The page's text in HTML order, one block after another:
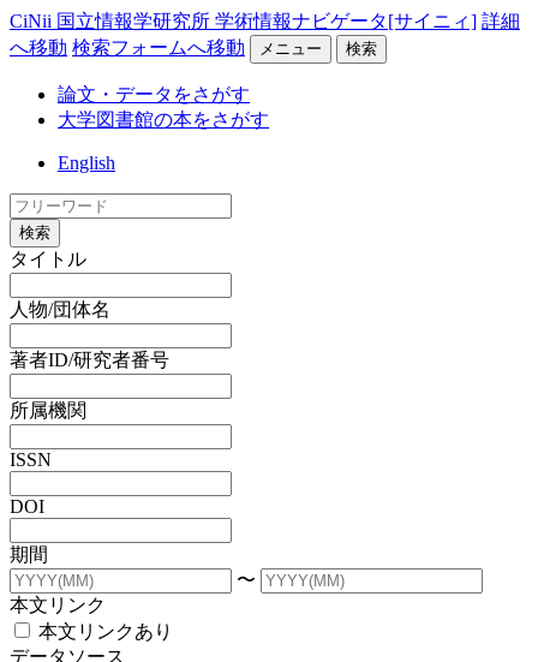
CiNii 国立情報学研究所 学術情報ナビゲータ[サイニィ] 詳細
へ移動 検索フォームへ移動 メニュー 検索
論文・データをさがす
大学図書館の本をさがす
English
検索
タイトル
人物/団体名
著者ID/研究者番号
所属機関
ISSN
DOI
期間
〜
本文リンク
本文リンクあり
データソース